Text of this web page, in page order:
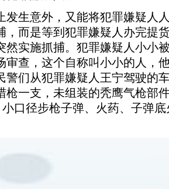
生意外，又能将犯罪嫌疑人
，而是等到犯罪嫌疑人办完提
然实施抓捕。犯罪嫌疑人小小
审查，这个自称叫小小的人，
警们从犯罪嫌疑人王宁驾驶的
枪一支，未组装的秃鹰气枪部
口径步枪子弹、火药、子弹